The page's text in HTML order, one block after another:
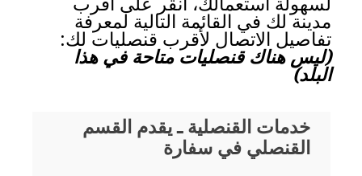
مدينة لك في القائمة التالية لمعرفة
تفاصيل الاتصال لأقرب قنصليات لك:
(ليس هناك قنصليات متاحة في هذا
البلد)
خدمات القنصلية ـ يقدم القسم
القنصلي في سفارة